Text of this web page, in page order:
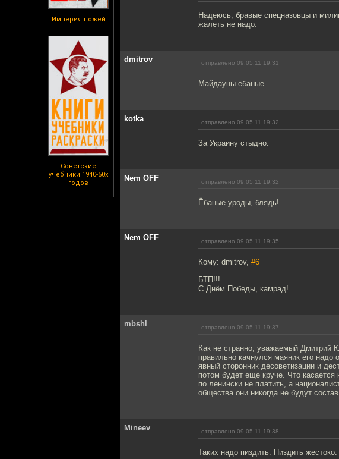
Империя ножей
Советские
учебники 1940-50х
годов
Надеюсь, бравые спецназовцы и
жалеть не надо.
dmitrov отправлено 09.05.11 19:31
Майдауны ебаные.
kotka отправлено 09.05.11 19:32
За Украину стыдно.
Nem OFF отправлено 09.05.11 19:32
Ёбаные уроды, блядь!
Nem OFF отправлено 09.05.11 19:35
Кому: dmitrov, #6
БТП!!!
С Днём Победы, камрад!
mbshl отправлено 09.05.11 19:37
Как не странно, уважаемый Дмитрий
правильно качнулся маяник его
явный сторонник десоветизации и
потом будет еще круче. Что
по ленински не платить, а
общества они никогда не будут
Mineev отправлено 09.05.11 19:38
Таких надо пиздить. Пиздить жестоко.